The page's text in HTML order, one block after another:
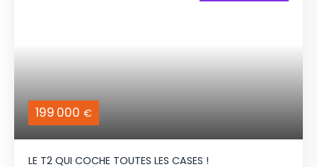
199 000 €
LE T2 QUI COCHE TOUTES LES CASES !